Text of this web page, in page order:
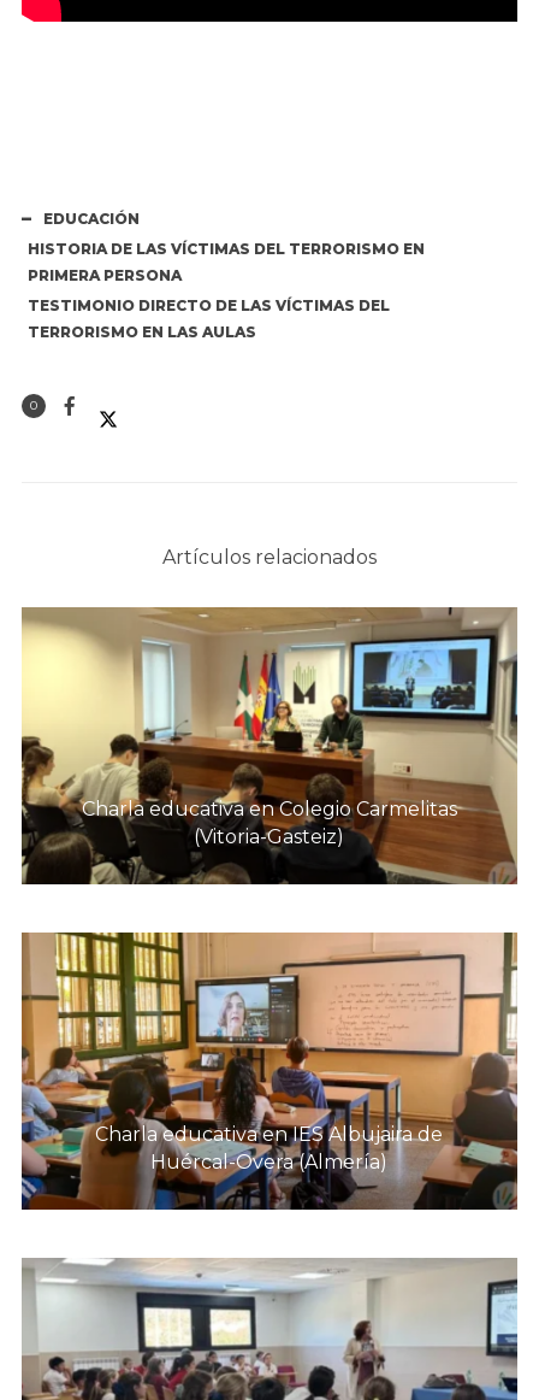
EDUCACIÓN
HISTORIA DE LAS VÍCTIMAS DEL TERRORISMO EN
PRIMERA PERSONA
TESTIMONIO DIRECTO DE LAS VÍCTIMAS DEL
TERRORISMO EN LAS AULAS
0
Artículos relacionados
Charla educativa en Colegio Carmelitas
(Vitoria-Gasteiz)
Charla educativa en IES Albujaira de
Huércal-Overa (Almería)